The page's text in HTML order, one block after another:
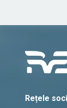
Rețele